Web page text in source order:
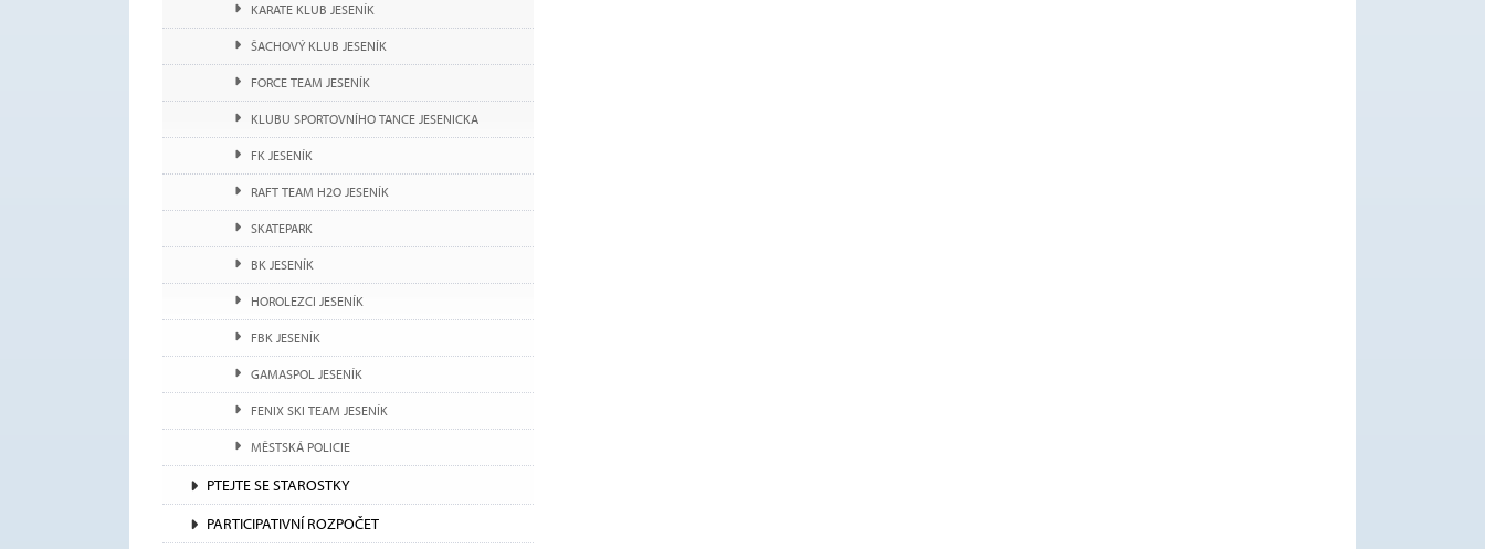
KARATE KLUB JESENÍK
ŠACHOVÝ KLUB JESENÍK
FORCE TEAM JESENÍK
KLUBU SPORTOVNÍHO TANCE JESENICKA
FK JESENÍK
RAFT TEAM H2O JESENÍK
SKATEPARK
BK JESENÍK
HOROLEZCI JESENÍK
FBK JESENÍK
GAMASPOL JESENÍK
FENIX SKI TEAM JESENÍK
MĚSTSKÁ POLICIE
PTEJTE SE STAROSTKY
PARTICIPATIVNÍ ROZPOČET